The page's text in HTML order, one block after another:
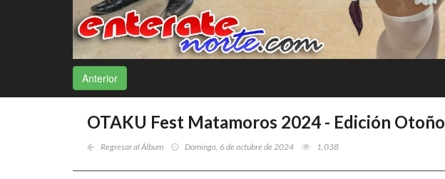
Anterior
OTAKU Fest Matamoros 2024 - Edición Otoño
Regresar al Álbum Domingo, 6 de octubre de 2024 1,038